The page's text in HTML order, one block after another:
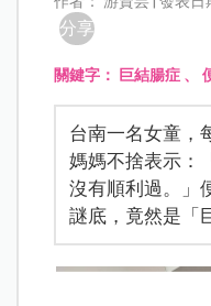
分享
關鍵字： 巨結腸症 、
台南一名女童，
媽媽不捨表示：
沒有順利過。」
謎底，竟然是「